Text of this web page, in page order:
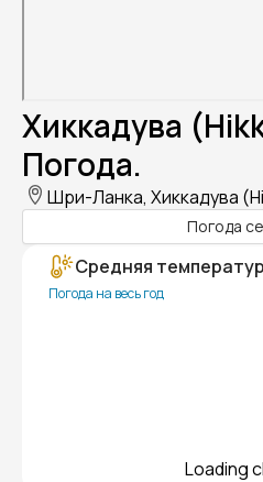
Хиккадува
Погода.
Шри-Ланка, Хиккадува
Погода
Средняя
Погода на весь год
Loading